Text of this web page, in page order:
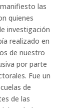
las
quienes
investigación
realizado en
de nuestro
por parte
Fue un
de
de las